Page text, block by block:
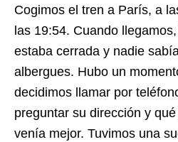
Cogimos el tren a París, a
las 19:54. Cuando
estaba cerrada y nadie
albergues. Hubo un
decidimos llamar por
preguntar su dirección y
venía mejor. Tuvimos una